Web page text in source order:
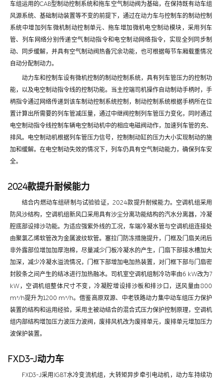
车组运用的CAB型制动控制系统和拖车空气制动阀为基础，在保持既有动车组
风源系统、基础制动装置等不变的前提下，通过在动力车与控制车的制动控制
系统中增加列车微机制动控制单元、拖车增加微机电空制动模块，采用列车
管、列车网络分别传递空气制动指令和电空制动网络指令，实现全列同步制
动、同步缓解，并具有空气制动阀热备冗余功能，也可根据每节车厢载重情况
自动分配制动力。
动力车和控制车设有微机控制的制动控制系统，具有列车管压力的控制功
能，以及电空制动指令线的控制功能。当主控端司机操作自动制动手柄时，手
柄指令通过网络传递到该车制动控制系统控制，制动控制系统根据手柄所在位
置计算出所需要的列车管减压量，通过中继阀控制列车管压力变化，同时通过
电空制动指令线控制车辆电空制动机中的相应电磁阀动作，加速列车管的充、
排风。电空制动机根据列车管压力信号，控制制动缸的压力大小实现制动的施
加和缓解。在电空制动失效的情况下，列车仍具有空气制动能力，确保列车安
全。
2024款提升耐候能力
结合内燃动车组研制与试验验证，2024款提升耐候能力。空调机组采用
防风沙结构，空调机组新风口采用具有沙尘分离功能结构的汽水分离器，冷凝
腔底部设排沙功能。为适应强紫外线的工况，车端冷凝水管与空调机组连接处
由聚氯乙烯软管改为金属波纹软管。塞拉门防冻措施提升，门框及门扇关闭后
非外露部位增加加厚泡棉，尽量减少门板冷凝水的产生，门扇下部接水槽加大
加深，减少冷凝水溢流情况，门框下部增加电加热装置，对门框下部与门扇密
封胶条之间产生的结冰进行加热融冰。司机室空调机组制冷功率由6 kW改为7
kW，空调机组整体尺寸不变，冷凝腔增设排沙板和排沙口，送风量由800
m³/h提升为1200 m³/h。借鉴高原双源、中老铁路动力集中动车组压力保护
装置的结构和运用经验，采用主被动结合的混合式压力保护控制原理，空调机
组内部结构增加压力波压力波阀，废排风机改为废排单元，废排单元增加压力
波保护装置。
FXD3-J动力车
FXD3-J采用IGBT水冷变流机组，大转矩异步牵引电动机，动力车持续功